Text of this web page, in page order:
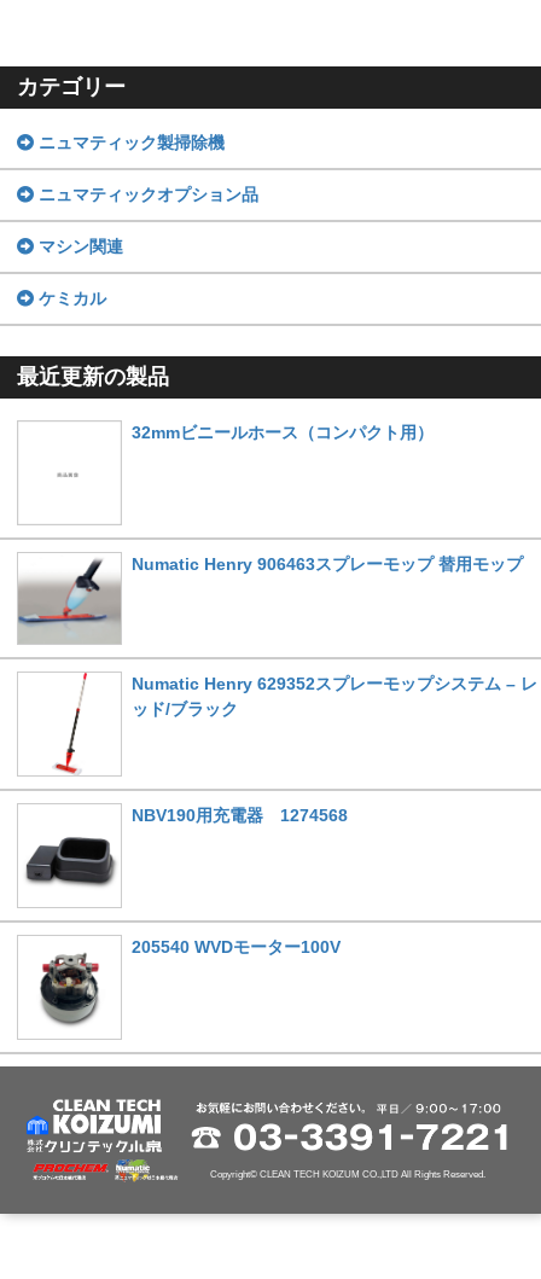
カテゴリー
ニュマティック製掃除機
ニュマティックオプション品
マシン関連
ケミカル
最近更新の製品
32mmビニールホース（コンパクト用）
Numatic Henry 906463スプレーモップ 替用モップ
Numatic Henry 629352スプレーモップシステム – レ
ッド/ブラック
NBV190用充電器 1274568
205540 WVDモーター100V
Copyright© CLEAN TECH KOIZUM CO.,LTD All Rights Reserved.